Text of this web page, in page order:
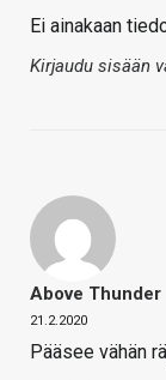
Ei ainakaan
Kirjaudu sisään
Above Thunder
21.2.2020
Pääsee vähän